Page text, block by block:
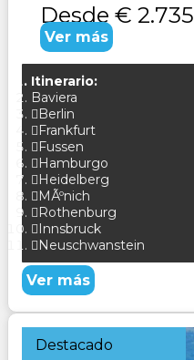
Desde € 2.735
Ver más
Itinerario:
Baviera
Berlin
Frankfurt
Fussen
Hamburgo
Heidelberg
MÃºnich
Rothenburg
Innsbruck
Neuschwanstein
Ver más
Destacado